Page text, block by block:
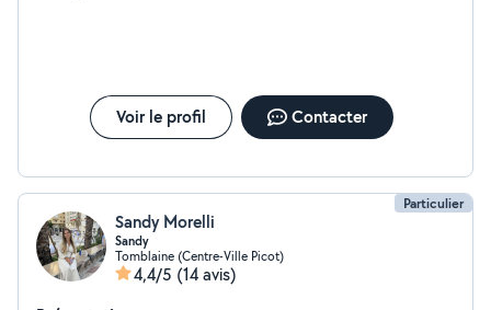
Voir le profil Contacter
Particulier
Sandy Morelli
Sandy
Tomblaine (Centre-Ville Picot)
4,4/5 (14 avis)